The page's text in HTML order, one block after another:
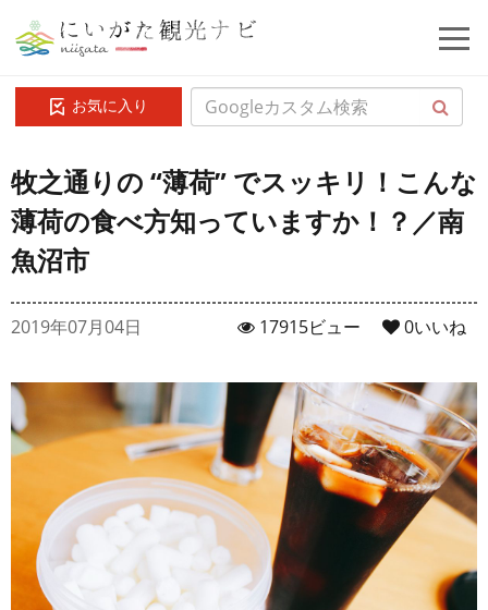
お気に入り
牧之通りの “薄荷” でスッキリ！こんな
薄荷の食べ方知っていますか！？／南
魚沼市
2019年07月04日 0いいね
17915ビュー